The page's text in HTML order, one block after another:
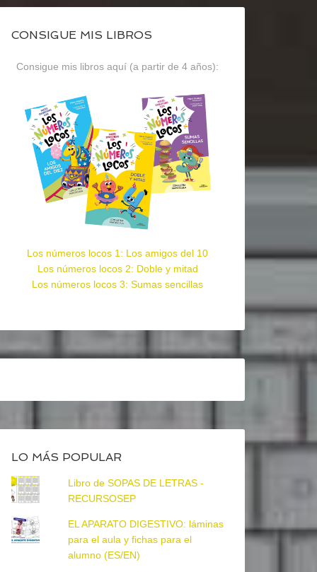
CONSIGUE MIS LIBROS
Consigue mis libros aquí (a partir de 4 años):
Los números locos 1: Los amigos del 10
Los números locos 2: Doble y mitad
Los números locos 3: Sumas sencillas
LO MÁS POPULAR
Libro de SOPAS DE LETRAS -
RECURSOSEP
EL APARATO DIGESTIVO: láminas
para el aula y fichas para el
alumno (ES/EN)